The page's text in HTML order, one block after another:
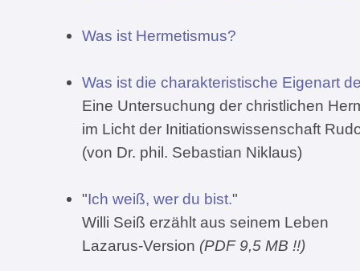
Was ist Hermetismus?
Was ist die charakteristische Eigenart
Eine Untersuchung der christlichen
im Licht der Initiationswissenschaft
(von Dr. phil. Sebastian Niklaus)
"Ich weiß, wer du bist."
Willi Seiß erzählt aus seinem Leben
Lazarus-Version (PDF 9,5 MB !!)